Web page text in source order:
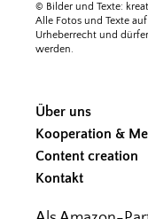
© Bilder und Texte:
Alle Fotos und Texte
Urheberrecht und
werden.
Über uns
Kooperation &
Content creation
Kontakt